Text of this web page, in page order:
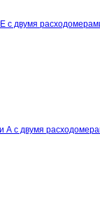
с двумя
А с двумя